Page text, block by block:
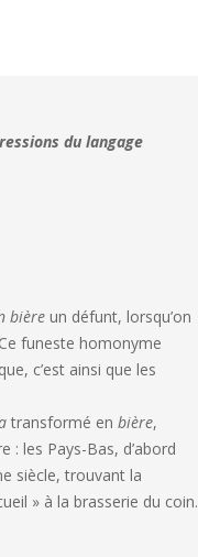
du langage
bière un défunt, lorsqu’on
funeste homonyme
c’est ainsi que les
transformé en bière,
: les Pays-Bas, d’abord
siècle, trouvant la
» à la brasserie du coin.